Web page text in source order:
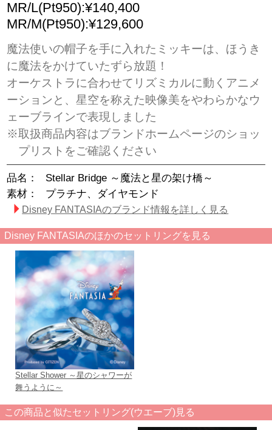
MR/L(Pt950):¥140,400
MR/M(Pt950):¥129,600
魔法使いの帽子を手に入れたミッキーは、ほうき
に魔法をかけていたずら放題！
オーケストラに合わせてリズミカルに動くアニメ
ーションと、星空を称えた映像美をやわらかなウ
ェーブラインで表現しました
※取扱商品内容はブランドホームページのショッ
プリストをご確認ください
品名：
Stellar Bridge ～魔法と星の架け橋～
素材：
プラチナ、ダイヤモンド
Disney FANTASIAのブランド情報を詳しく見る
Disney FANTASIAのほかのセットリングを見る
Stellar Shower ～星のシャワーが
舞うように～
この商品と似たセットリング(ウエーブ)見る